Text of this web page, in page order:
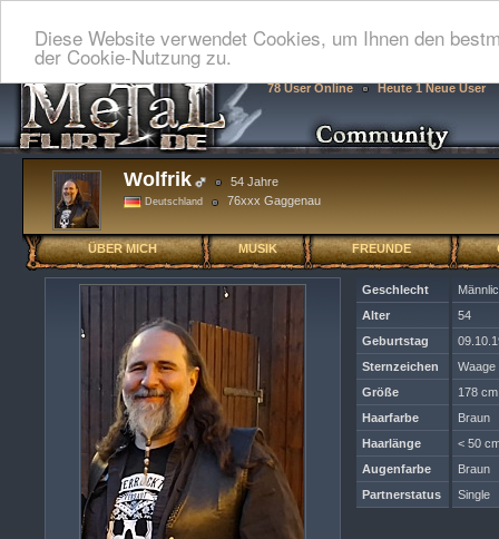
Diese Website verwendet Cookies, um Ihnen den
der Cookie-Nutzung zu.
78 User Online Heute 1 Neue User
Wolfrik 54 Jahre
Deutschland 76xxx Gaggenau
ÜBER MICH MUSIK FREUNDE
Geschlecht
Alter
54
Geburtstag
Sternzeichen
Waage
Größe
178 cm
Haarfarbe
Braun
Haarlänge
< 50
Augenfarbe
Braun
Partnerstatus
Single